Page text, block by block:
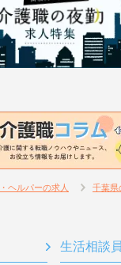
ヘルパーの求人 千葉県
生活相談員